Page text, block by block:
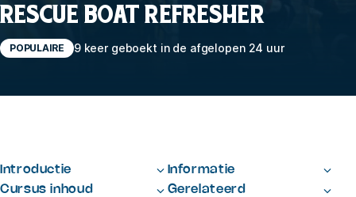
RESCUE BOAT REFRESHER
POPULAIRE 9 keer geboekt in de afgelopen 24 uur
Introductie
Informatie
Cursus inhoud
Gerelateerd